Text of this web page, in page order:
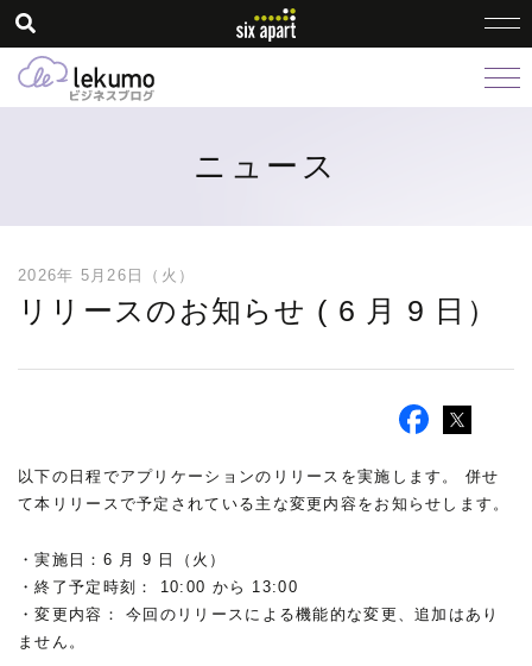
ニュース
2026年 5月26日（火）
リリースのお知らせ ( 6 月 9 日）
以下の日程でアプリケーションのリリースを実施します。 併せ
て本リリースで予定されている主な変更内容をお知らせします。
・実施日：6 月 9 日（火）
・終了予定時刻： 10:00 から 13:00
・変更内容： 今回のリリースによる機能的な変更、追加はあり
ません。